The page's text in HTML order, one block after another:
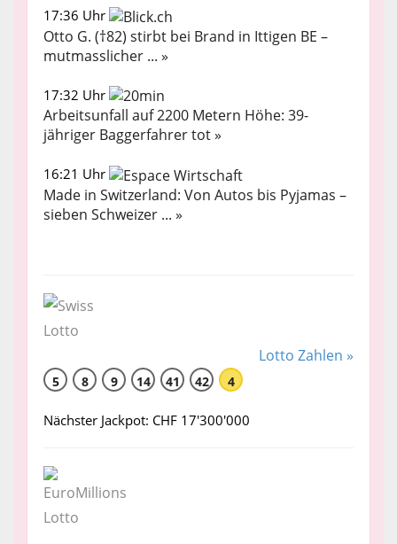
17:36 Uhr
Otto G. (†82) stirbt bei Brand in Ittigen BE –
mutmasslicher ... »
17:32 Uhr
Arbeitsunfall auf 2200 Metern Höhe: 39-
jähriger Baggerfahrer tot »
16:21 Uhr
Made in Switzerland: Von Autos bis Pyjamas –
sieben Schweizer ... »
Lotto Zahlen »
5 8 9 14 41 42 4
Nächster Jackpot: CHF 17'300'000